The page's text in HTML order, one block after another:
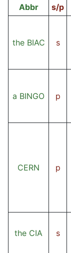
Abbr s/p
the BIAC s
a BINGO p
CERN p
the CIA s